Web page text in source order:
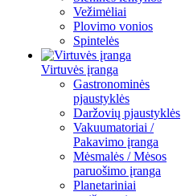
Vežimėliai
Plovimo vonios
Spintelės
Virtuvės įranga
Gastronominės
pjaustyklės
Daržovių pjaustyklės
Vakuumatoriai /
Pakavimo įranga
Mėsmalės / Mėsos
paruošimo įranga
Planetariniai